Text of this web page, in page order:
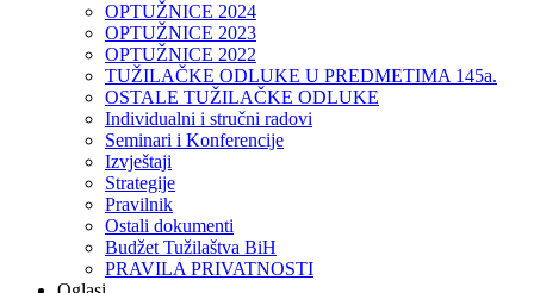
OPTUŽNICE 2024
OPTUŽNICE 2023
OPTUŽNICE 2022
TUŽILAČKE ODLUKE U PREDMETIMA 145a.
OSTALE TUŽILAČKE ODLUKE
Individualni i stručni radovi
Seminari i Konferencije
Izvještaji
Strategije
Pravilnik
Ostali dokumenti
Budžet Tužilaštva BiH
PRAVILA PRIVATNOSTI